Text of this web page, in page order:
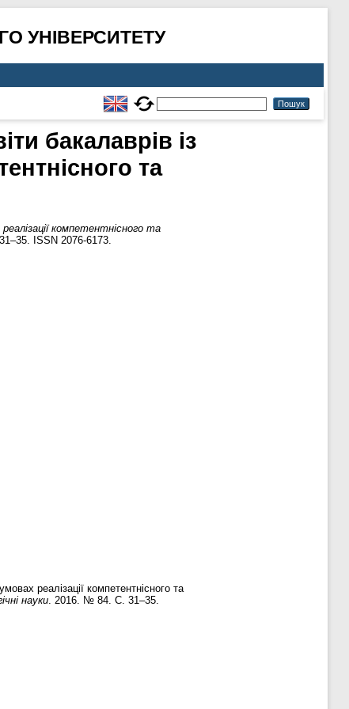
УНІВЕРСИТЕТУ
бакалаврів із
та
компетентнісного та
ISSN 2076-6173.
реалізації компетентнісного та
науки . 2016. № 84. С. 31–35.